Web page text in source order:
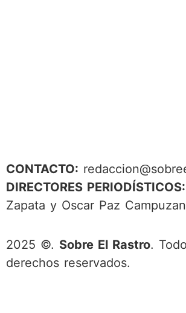
CONTACTO:
DIRECTORES PERIODÍSTICOS:
Zapata y Oscar Paz
2025 ©. Sobre El Rastro.
derechos reservados.